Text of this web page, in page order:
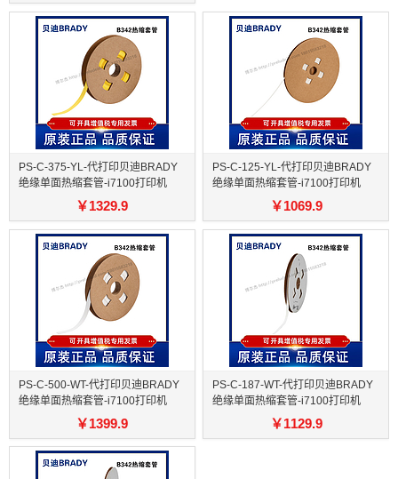
PS-C-375-YL-代打印贝迪BRADY
绝缘单面热缩套管-i7100打印机
￥1329.9
PS-C-125-YL-代打印贝迪BRADY
绝缘单面热缩套管-i7100打印机
￥1069.9
PS-C-500-WT-代打印贝迪BRADY
绝缘单面热缩套管-i7100打印机
￥1399.9
PS-C-187-WT-代打印贝迪BRADY
绝缘单面热缩套管-i7100打印机
￥1129.9